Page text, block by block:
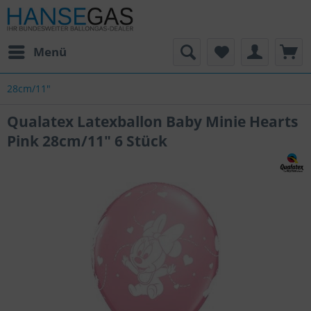
Menü
28cm/11"
Qualatex Latexballon Baby Minie Hearts
Pink 28cm/11" 6 Stück